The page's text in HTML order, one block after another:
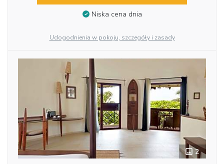
Niska cena dnia
Udogodnienia w pokoju, szczegóły i zasady
2